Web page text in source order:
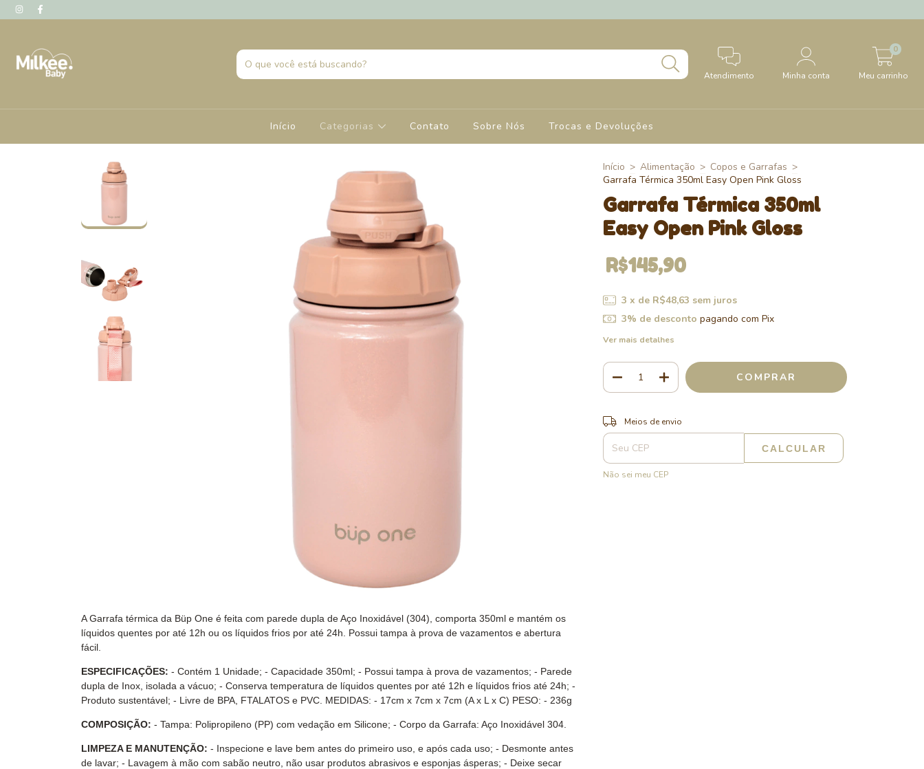
Atendimento Minha conta Meu carrinho
0
Início Categorias Contato Sobre Nós Trocas e Devoluções
A Garrafa térmica da Büp One é feita com parede dupla de Aço Inoxidável (304), comporta 350ml e mantém os
líquidos quentes por até 12h ou os líquidos frios por até 24h. Possui tampa à prova de vazamentos e abertura
fácil.
ESPECIFICAÇÕES: - Contém 1 Unidade; - Capacidade 350ml; - Possui tampa à prova de vazamentos; - Parede
dupla de Inox, isolada a vácuo; - Conserva temperatura de líquidos quentes por até 12h e líquidos frios até 24h; -
Produto sustentável; - Livre de BPA, FTALATOS e PVC. MEDIDAS: - 17cm x 7cm x 7cm (A x L x C) PESO: - 236g
COMPOSIÇÃO: - Tampa: Polipropileno (PP) com vedação em Silicone; - Corpo da Garrafa: Aço Inoxidável 304.
LIMPEZA E MANUTENÇÃO: - Inspecione e lave bem antes do primeiro uso, e após cada uso; - Desmonte antes
de lavar; - Lavagem à mão com sabão neutro, não usar produtos abrasivos e esponjas ásperas; - Deixe secar
Início > Alimentação > Copos e Garrafas >
Garrafa Térmica 350ml Easy Open Pink Gloss
Garrafa Térmica 350ml
Easy Open Pink Gloss
R$145,90
3 x de R$48,63 sem juros
3% de desconto pagando com Pix
Ver mais detalhes
Entregas para o CEP:
Meios de envio
CALCULAR
Não sei meu CEP